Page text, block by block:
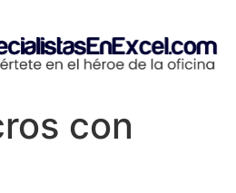
con